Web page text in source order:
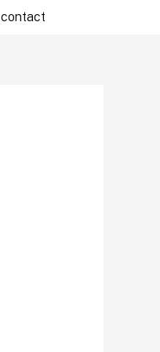
contact